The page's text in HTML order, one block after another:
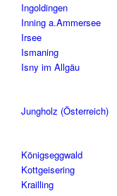
Ingoldingen
Inning a.Ammersee
Irsee
Ismaning
Isny im Allgäu
Jungholz (Österreich)
Königseggwald
Kottgeisering
Krailling